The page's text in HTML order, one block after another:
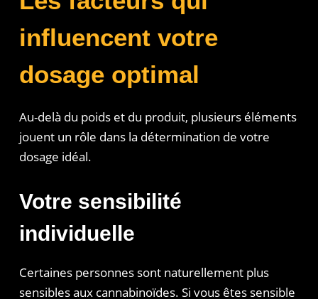
influencent votre
dosage optimal
Au-delà du poids et du produit, plusieurs éléments
jouent un rôle dans la détermination de votre
dosage idéal.
Votre sensibilité
individuelle
Certaines personnes sont naturellement plus
sensibles aux cannabinoïdes. Si vous êtes sensible